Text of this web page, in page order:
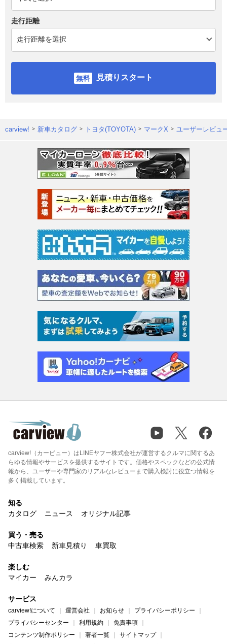
走行距離
見積りスタート
carview! 新車カタログ トヨタ(TOYOTA) マークX ユーザーレビュ
carview!（カービュー）はLINEヤフー株式会社が運営するクルマに関するあ
らゆる情報やサービスを提供するサイトです。価格やスペックなどの公式情
報から、ユーザーや専門家のリアルなレビューまで購入検討に役立つ情報を
多く掲載しています。
知る
カタログ
ニュース オリジナル記事
買う・売る
中古車検索
新車見積り 車買取
楽しむ
マイカー
みんカラ
サービス
carview!について 運営会社 お知らせ
プライバシーポリシー
プライバシーセンター
利用規約
免責事項
コンテンツ制作ポリシー
著者一覧
サイトマップ